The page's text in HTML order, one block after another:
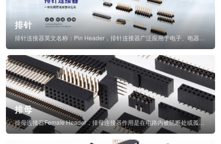
排针
排母
排母连接器Female Header，排母连接器作用是在电路内被阻断处或孤立不通...